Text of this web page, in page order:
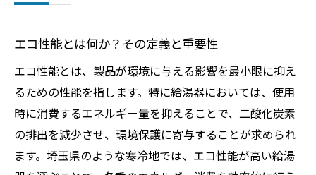
る方法
事例
給湯器選びで考慮すべき省エネラベルとは
エコ給湯器で得られる長期的な経済効果
埼玉県での省エネに関する自治体の取り組
み
エコ性能とは何か？その定義と重要性
エコ性能とは、製品が環境に与える影響を最小限に抑え
るための性能を指します。特に給湯器においては、使用
時に消費するエネルギー量を抑えることで、二酸化炭素
の排出を減少させ、環境保護に寄与することが求められ
ます。埼玉県のような寒冷地では、エコ性能が高い給湯